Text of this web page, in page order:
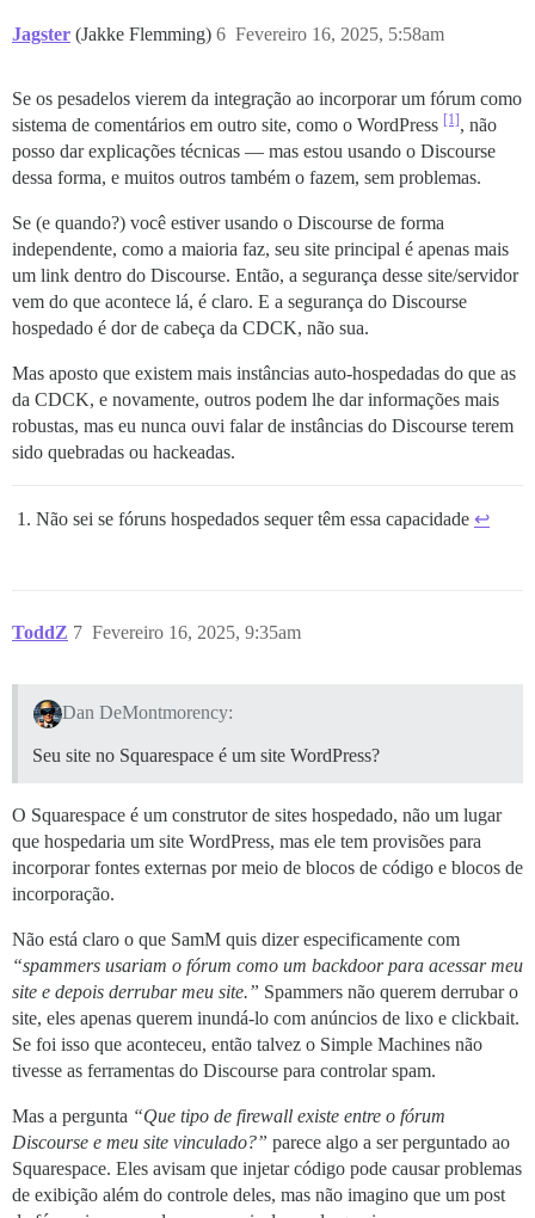
Jagster (Jakke Flemming) Fevereiro 16, 2025, 5:58am
6
Se os pesadelos vierem da integração ao incorporar um fórum como
sistema de comentários em outro site, como o WordPress [1] , não
posso dar explicações técnicas — mas estou usando o Discourse
dessa forma, e muitos outros também o fazem, sem problemas.
Se (e quando?) você estiver usando o Discourse de forma
independente, como a maioria faz, seu site principal é apenas mais
um link dentro do Discourse. Então, a segurança desse site/servidor
vem do que acontece lá, é claro. E a segurança do Discourse
hospedado é dor de cabeça da CDCK, não sua.
Mas aposto que existem mais instâncias auto-hospedadas do que as
da CDCK, e novamente, outros podem lhe dar informações mais
robustas, mas eu nunca ouvi falar de instâncias do Discourse terem
sido quebradas ou hackeadas.
Não sei se fóruns hospedados sequer têm essa capacidade ↩︎
ToddZ Fevereiro 16, 2025, 9:35am
7
Dan DeMontmorency:
Seu site no Squarespace é um site WordPress?
O Squarespace é um construtor de sites hospedado, não um lugar
que hospedaria um site WordPress, mas ele tem provisões para
incorporar fontes externas por meio de blocos de código e blocos de
incorporação.
Não está claro o que SamM quis dizer especificamente com
“spammers usariam o fórum como um backdoor para acessar meu
site e depois derrubar meu site.” Spammers não querem derrubar o
site, eles apenas querem inundá-lo com anúncios de lixo e clickbait.
Se foi isso que aconteceu, então talvez o Simple Machines não
tivesse as ferramentas do Discourse para controlar spam.
Mas a pergunta “Que tipo de firewall existe entre o fórum
Discourse e meu site vinculado?” parece algo a ser perguntado ao
Squarespace. Eles avisam que injetar código pode causar problemas
de exibição além do controle deles, mas não imagino que um post